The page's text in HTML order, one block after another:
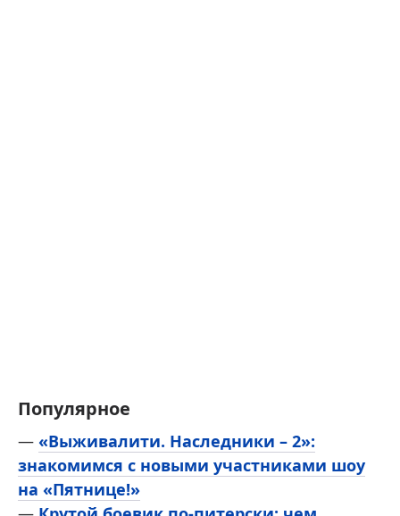
Популярное
— «Выживалити. Наследники – 2»:
знакомимся с новыми участниками шоу
на «Пятнице!»